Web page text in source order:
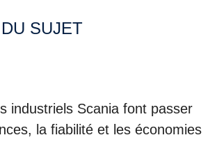
SUJET
industriels Scania font passer
la fiabilité et les économies